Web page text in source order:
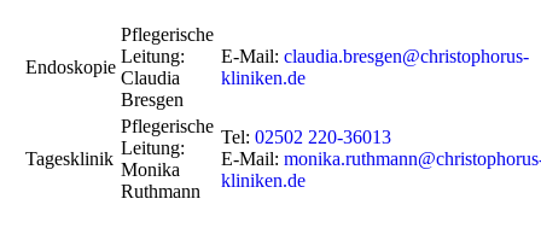
Endoskopie
Pflegerische
Leitung:
Claudia
Bresgen
E-Mail: claudia.bresgen@christophorus-
kliniken.de
Tagesklinik
Pflegerische
Leitung:
Monika
Ruthmann
Tel: 02502 220-36013
E-Mail:
kliniken.de